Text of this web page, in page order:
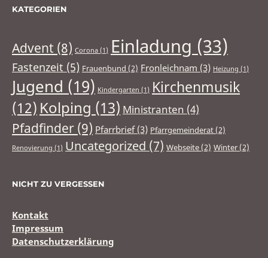
KATEGORIEN
Advent (8) Corona (1) Einladung (33)
Fastenzeit (5) Frauenbund (2) Fronleichnam (3) Heizung (1)
Jugend (19) Kindergarten (1) Kirchenmusik
(12) Kolping (13) Ministranten (4)
Pfadfinder (9) Pfarrbrief(3) Pfarrgemeinderat (2)
Renovierung (1) Uncategorized (7) Webseite (2) Winter (2)
NICHT ZU VERGESSEN
Kontakt
Impressum
Datenschutzerklärung